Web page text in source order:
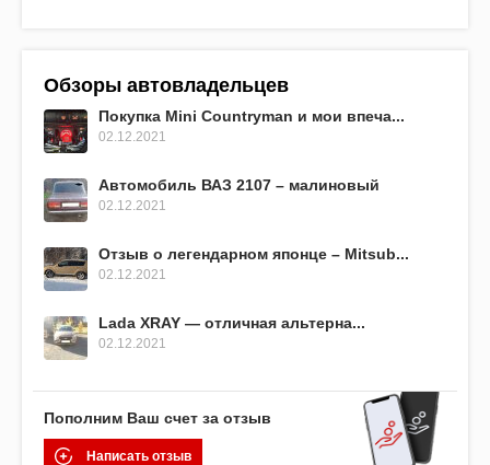
Обзоры автовладельцев
Покупка Mini Countryman и мои впеча...
02.12.2021
Автомобиль ВАЗ 2107 – малиновый
02.12.2021
Отзыв о легендарном японце – Mitsub...
02.12.2021
Lada XRAY — отличная альтерна...
02.12.2021
Пополним Ваш счет за отзыв
Написать отзыв